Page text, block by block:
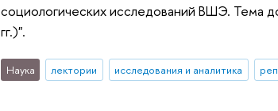
социологических исследований ВШЭ. Тема
гг.)".
Наука лектории исследования и аналитика